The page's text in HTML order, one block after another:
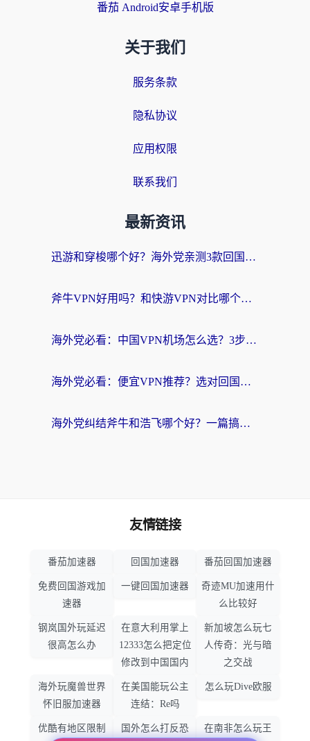
番茄 Android安卓手机版
关于我们
服务条款
隐私协议
应用权限
联系我们
最新资讯
迅游和穿梭哪个好？海外党亲测3款回国加速器+手游加速对比，附避坑指南
斧牛VPN好用吗？和快游VPN对比哪个回国效果更好？马来西亚留学生亲测分享
海外党必看：中国VPN机场怎么选？3步教你无缝访问国内资源（附避坑指南）
海外党必看：便宜VPN推荐？选对回国加速器才能无缝刷国内剧玩国服
海外党纠结斧牛和浩飞哪个好？一篇搞定回国加速器选择+无缝访问国内资源指南
友情链接
番茄加速器 回国加速器 番茄回国加速器
免费回国游戏加
速器
一键回国加速器
奇迹MU加速用什
么比较好
钢岚国外玩延迟
很高怎么办
在意大利用掌上
12333怎么把定位
修改到中国国内
新加坡怎么玩七
人传奇：光与暗
之交战
海外玩魔兽世界
怀旧服加速器
在美国能玩公主
连结：Re吗
怎么玩Dive欧服
优酷有地区限制
国外怎么打反恐
在南非怎么玩王